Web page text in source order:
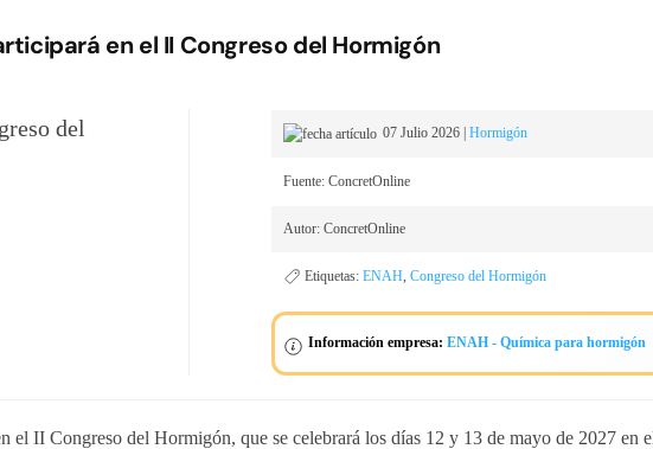
en el II Congreso del Hormigón
07 Julio 2026 | Hormigón
Fuente: ConcretOnline
Autor: ConcretOnline
Etiquetas: ENAH Congreso del Hormigón
Información empresa: ENAH - Química para hormigón
II Congreso del Hormigón, que se celebrará los días 12 y 13 de mayo de 2027 en